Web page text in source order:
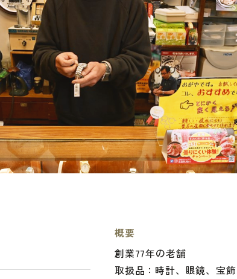
概要
創業77年の老舗
取扱品：時計、眼鏡、宝